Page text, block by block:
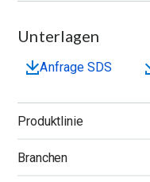
Unterlagen
Anfrage SDS
Produktlinie
TEXTURECEL™
Branchen